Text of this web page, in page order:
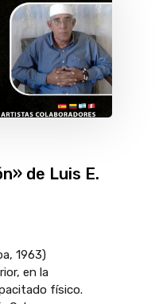
de Luis E.
1963)
en la
físico.